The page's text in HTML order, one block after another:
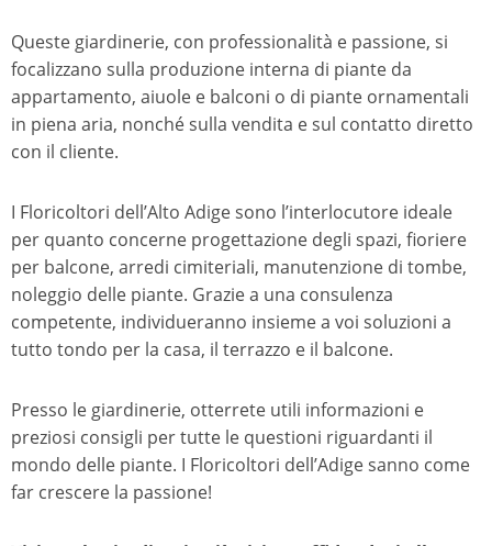
Queste giardinerie, con professionalità e passione, si
focalizzano sulla produzione interna di piante da
appartamento, aiuole e balconi o di piante ornamentali
in piena aria, nonché sulla vendita e sul contatto diretto
con il cliente.
I Floricoltori dell’Alto Adige sono l’interlocutore ideale
per quanto concerne progettazione degli spazi, fioriere
per balcone, arredi cimiteriali, manutenzione di tombe,
noleggio delle piante. Grazie a una consulenza
competente, individueranno insieme a voi soluzioni a
tutto tondo per la casa, il terrazzo e il balcone.
Presso le giardinerie, otterrete utili informazioni e
preziosi consigli per tutte le questioni riguardanti il
mondo delle piante. I Floricoltori dell’Adige sanno come
far crescere la passione!